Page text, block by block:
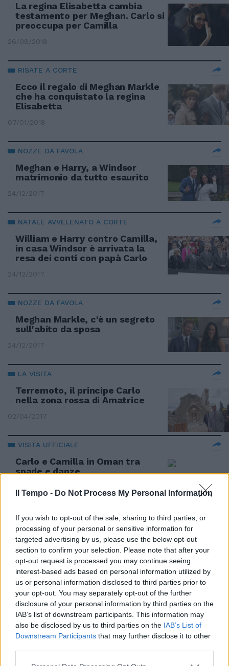
Il Tempo - Do Not Process My Personal Information
If you wish to opt-out of the sale, sharing to third parties, or
processing of your personal or sensitive information for
targeted advertising by us, please use the below opt-out
section to confirm your selection. Please note that after your
opt-out request is processed you may continue seeing
interest-based ads based on personal information utilized by
us or personal information disclosed to third parties prior to
your opt-out. You may separately opt-out of the further
disclosure of your personal information by third parties on the
IAB’s list of downstream participants. This information may
also be disclosed by us to third parties on the IAB’s List of
Downstream Participants that may further disclose it to other
La regina Elisabetta cambia
testamento per Meghan. Carlo si
preoccupa per Camilla
26/08/2018
RISATE A CORTE
Ecco il regalo di Meghan Markle
che ha conquistato la regina
Elisabetta
07/01/2018
NOZZE DA FAVOLA
Meghan e Harry, a Windsor
matrimonio da tutto esaurito
24/12/2017
NATALE AVVELENATO A CORTE
William e Harry contro Camilla,
in casa Windsor è arrivata la
resa dei conti con papà Carlo
24/12/2017
NOZZE DA FAVOLA
Meghan Markle, c'è un segreto
sull'abito da sposa
24/12/2017
LA VISITA
Terremoto, il principe Carlo
nella zona rossa di Amatrice
02/04/2017
VISITA UFFICIALE
Carlo e Camilla in Oman tra
spade e danze
Carlo Gugliotta La perfezione
assoluta si incarna in Dominik
Paris mentre affronta non una
pista qualsiasi, ma la terribile
Streif di Kitzbuhel.
27/01/2013
Debutta stasera al
blasonatissimo San Carlo di
Napoli il nuovo allestimento
dell'opera di Antonin Dvorák,